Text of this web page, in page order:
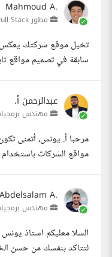
Mahmoud A.
مطور Full Stack
تخيل موقع شركتك يعكس
سابقة في تصميم مواقع
عبدالرحمن أ.
مهندس
مواقع الشركات باستخدام HTML/CSS/JS مع اهت...
Abdelsalam A.
مهندس
السلا معليكم استاذ
لتتاكد بنفسك من حسن